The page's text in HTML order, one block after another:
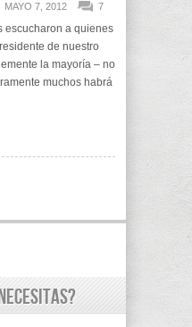
MAYO 7, 2012 7
escucharon a quienes
de nuestro
la mayoría – no
muchos habrá